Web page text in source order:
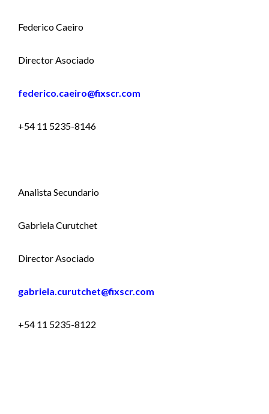
Federico Caeiro
Director Asociado
federico.caeiro@fixscr.com
+54 11 5235-8146
Analista Secundario
Gabriela Curutchet
Director Asociado
gabriela.curutchet@fixscr.com
+54 11 5235-8122